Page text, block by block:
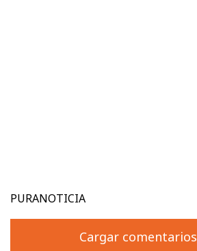
PURANOTICIA
Cargar comentarios